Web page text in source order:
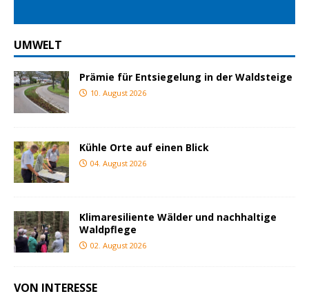
UMWELT
Prämie für Entsiegelung in der Waldsteige
10. August 2026
Kühle Orte auf einen Blick
04. August 2026
Klimaresiliente Wälder und nachhaltige
Waldpflege
02. August 2026
VON INTERESSE